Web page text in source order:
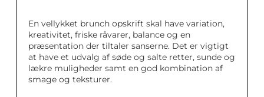
En vellykket brunch opskrift skal have variation,
kreativitet, friske råvarer, balance og en
præsentation der tiltaler sanserne. Det er vigtigt
at have et udvalg af søde og salte retter, sunde og
lækre muligheder samt en god kombination af
smage og teksturer.